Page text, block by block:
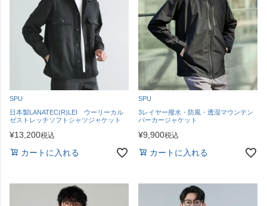
SPU
日本製LANATEC(R)LEI ウーリーカル
ゼストレッチソフトシャツジャケット
¥13,200税込
カートに入れる
SPU
3レイヤー撥水・防風・透湿マウンテン
パーカージャケット
¥9,900税込
カートに入れる